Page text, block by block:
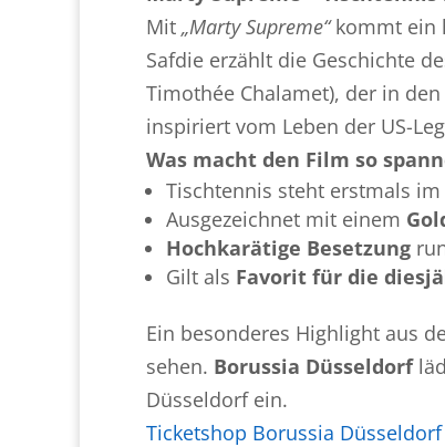
Mit „Marty Supreme“kommt ein
Safdie erzählt die Geschichte
Timothée Chalamet), der in
inspiriert vom Leben der US-
Was macht den Film so
Tischtennis steht erstmals
Ausgezeichnet mit einem
Hochkarätige Besetzung
Gilt als Favorit für die
Ein besonderes Highlight aus
sehen. Borussia Düsseldorf
Düsseldorf ein.
Ticketshop Borussia